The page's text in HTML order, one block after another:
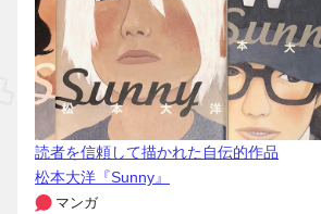
読者を信頼して描かれた自伝的作品
松本大洋『Sunny』
マンガ